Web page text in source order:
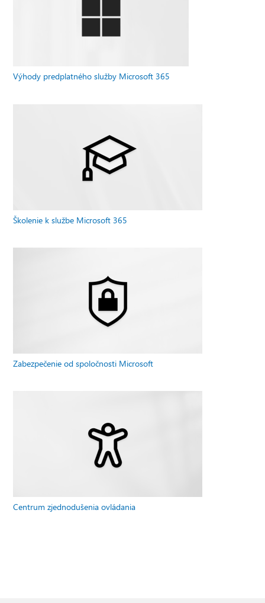
Výhody predplatného služby Microsoft 365
Školenie k službe Microsoft 365
Zabezpečenie od spoločnosti Microsoft
Centrum zjednodušenia ovládania